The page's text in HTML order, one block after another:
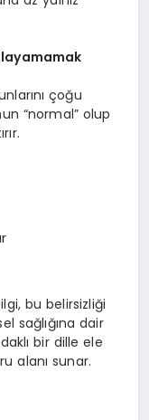
çoğu
“normal” olup
bu belirsizliği
sağlığına dair
bir dille ele
alanı sunar.